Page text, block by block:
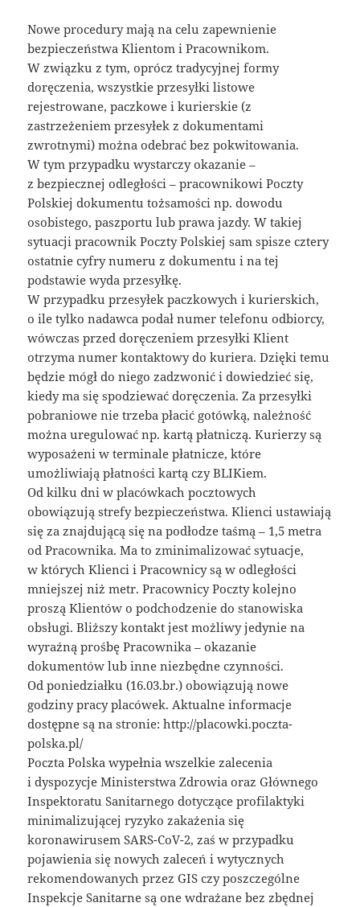
Nowe procedury mają na celu zapewnienie
bezpieczeństwa Klientom i Pracownikom.
W związku z tym, oprócz tradycyjnej formy
doręczenia, wszystkie przesyłki listowe
rejestrowane, paczkowe i kurierskie (z
zastrzeżeniem przesyłek z dokumentami
zwrotnymi) można odebrać bez pokwitowania.
W tym przypadku wystarczy okazanie –
z bezpiecznej odległości – pracownikowi Poczty
Polskiej dokumentu tożsamości np. dowodu
osobistego, paszportu lub prawa jazdy. W takiej
sytuacji pracownik Poczty Polskiej sam spisze cztery
ostatnie cyfry numeru z dokumentu i na tej
podstawie wyda przesyłkę.
W przypadku przesyłek paczkowych i kurierskich,
o ile tylko nadawca podał numer telefonu odbiorcy,
wówczas przed doręczeniem przesyłki Klient
otrzyma numer kontaktowy do kuriera. Dzięki temu
będzie mógł do niego zadzwonić i dowiedzieć się,
kiedy ma się spodziewać doręczenia. Za przesyłki
pobraniowe nie trzeba płacić gotówką, należność
można uregulować np. kartą płatniczą. Kurierzy są
wyposażeni w terminale płatnicze, które
umożliwiają płatności kartą czy BLIKiem.
Od kilku dni w placówkach pocztowych
obowiązują strefy bezpieczeństwa. Klienci ustawiają
się za znajdującą się na podłodze taśmą – 1,5 metra
od Pracownika. Ma to zminimalizować sytuacje,
w których Klienci i Pracownicy są w odległości
mniejszej niż metr. Pracownicy Poczty kolejno
proszą Klientów o podchodzenie do stanowiska
obsługi. Bliższy kontakt jest możliwy jedynie na
wyraźną prośbę Pracownika – okazanie
dokumentów lub inne niezbędne czynności.
Od poniedziałku (16.03.br.) obowiązują nowe
godziny pracy placówek. Aktualne informacje
dostępne są na stronie: http://placowki.poczta-
polska.pl/
Poczta Polska wypełnia wszelkie zalecenia
i dyspozycje Ministerstwa Zdrowia oraz Głównego
Inspektoratu Sanitarnego dotyczące profilaktyki
minimalizującej ryzyko zakażenia się
koronawirusem SARS-CoV-2, zaś w przypadku
pojawienia się nowych zaleceń i wytycznych
rekomendowanych przez GIS czy poszczególne
Inspekcje Sanitarne są one wdrażane bez zbędnej